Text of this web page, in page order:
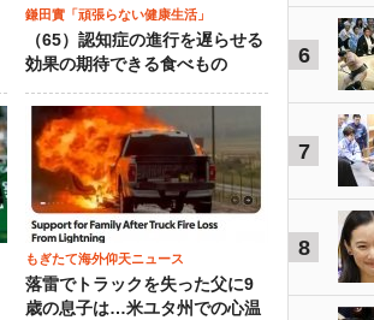
鎌田實「頑張らない健康生活」
（65）認知症の進行を遅らせる
効果の期待できる食べもの
もぎたて海外仰天ニュース
落雷でトラックを失った父に9
歳の息子は…米ユタ州での心温
6
7
8